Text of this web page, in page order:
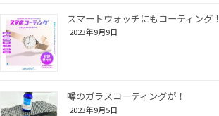
スマートウォッチにもコーティング！
2023年9月9日
噂のガラスコーティングが！
2023年9月5日